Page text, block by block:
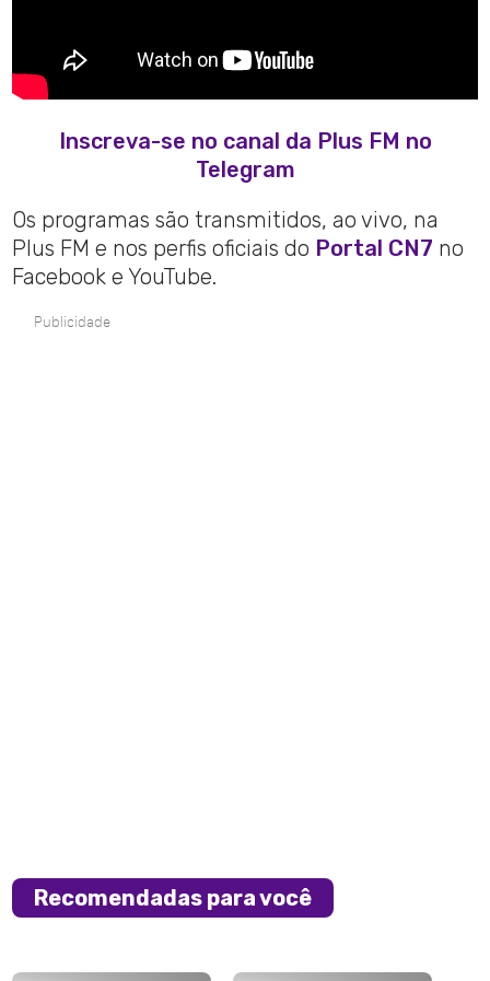
Inscreva-se no canal da Plus FM no
Telegram
Os programas são transmitidos, ao vivo, na
Plus FM e nos perfis oficiais do Portal CN7 no
Facebook e YouTube.
Publicidade
Recomendadas para você